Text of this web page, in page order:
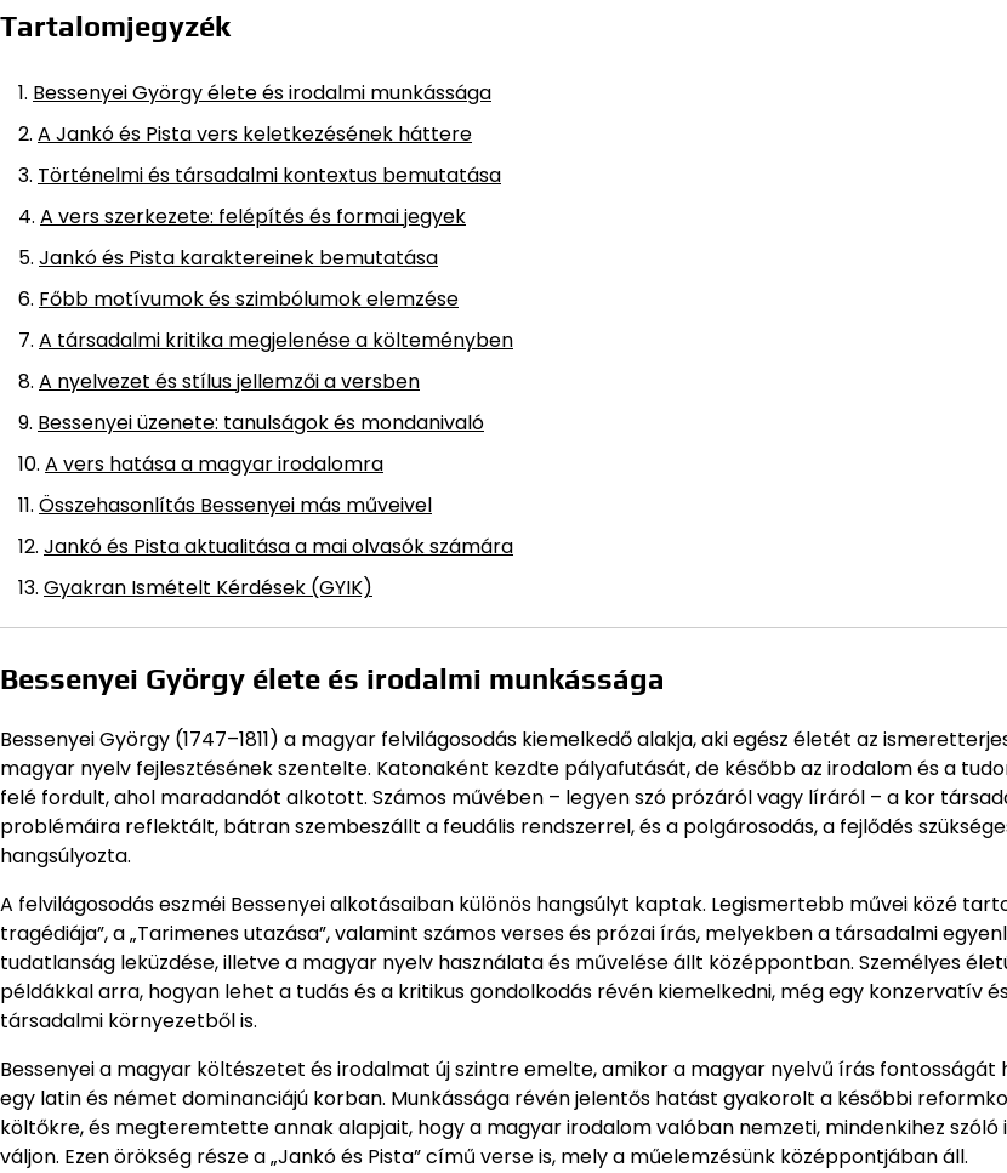
Tartalomjegyzék
Bessenyei György élete és irodalmi munkássága
A Jankó és Pista vers keletkezésének háttere
Történelmi és társadalmi kontextus bemutatása
A vers szerkezete: felépítés és formai jegyek
Jankó és Pista karaktereinek bemutatása
Főbb motívumok és szimbólumok elemzése
A társadalmi kritika megjelenése a költeményben
A nyelvezet és stílus jellemzői a versben
Bessenyei üzenete: tanulságok és mondanivaló
A vers hatása a magyar irodalomra
Összehasonlítás Bessenyei más műveivel
Jankó és Pista aktualitása a mai olvasók számára
Gyakran Ismételt Kérdések (GYIK)
Bessenyei György élete és irodalmi munkássága
Bessenyei György (1747–1811) a magyar felvilágosodás kiemelkedő alakja, aki egész életét az
magyar nyelv fejlesztésének szentelte. Katonaként kezdte pályafutását, de később az irodalom és a
felé fordult, ahol maradandót alkotott. Számos művében – legyen szó prózáról vagy líráról – a kor
problémáira reflektált, bátran szembeszállt a feudális rendszerrel, és a polgárosodás, a fejlődés
hangsúlyozta.
A felvilágosodás eszméi Bessenyei alkotásaiban különös hangsúlyt kaptak. Legismertebb művei közé
tragédiája”, a „Tarimenes utazása”, valamint számos verses és prózai írás, melyekben a társadalmi
tudatlanság leküzdése, illetve a magyar nyelv használata és művelése állt középpontban. Személyes
példákkal arra, hogyan lehet a tudás és a kritikus gondolkodás révén kiemelkedni, még egy konzervatív
társadalmi környezetből is.
Bessenyei a magyar költészetet és irodalmat új szintre emelte, amikor a magyar nyelvű írás fontosságát
egy latin és német dominanciájú korban. Munkássága révén jelentős hatást gyakorolt a későbbi
költőkre, és megteremtette annak alapjait, hogy a magyar irodalom valóban nemzeti, mindenkihez
váljon. Ezen örökség része a „Jankó és Pista” című verse is, mely a műelemzésünk középpontjában áll.